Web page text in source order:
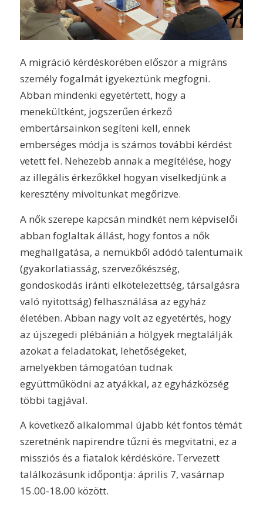
A migráció kérdéskörében először a migráns
személy fogalmát igyekeztünk megfogni.
Abban mindenki egyetértett, hogy a
menekültként, jogszerűen érkező
embertársainkon segíteni kell, ennek
emberséges módja is számos további kérdést
vetett fel. Nehezebb annak a megítélése, hogy
az illegális érkezőkkel hogyan viselkedjünk a
keresztény mivoltunkat megőrizve.
A nők szerepe kapcsán mindkét nem képviselői
abban foglaltak állást, hogy fontos a nők
meghallgatása, a nemükből adódó talentumaik
(gyakorlatiasság, szervezőkészség,
gondoskodás iránti elkötelezettség, társalgásra
való nyitottság) felhasználása az egyház
életében. Abban nagy volt az egyetértés, hogy
az újszegedi plébánián a hölgyek megtalálják
azokat a feladatokat, lehetőségeket,
amelyekben támogatóan tudnak
együttműködni az atyákkal, az egyházközség
többi tagjával.
A következő alkalommal újabb két fontos témát
szeretnénk napirendre tűzni és megvitatni, ez a
missziós és a fiatalok kérdésköre. Tervezett
találkozásunk időpontja: április 7, vasárnap
15.00-18.00 között.